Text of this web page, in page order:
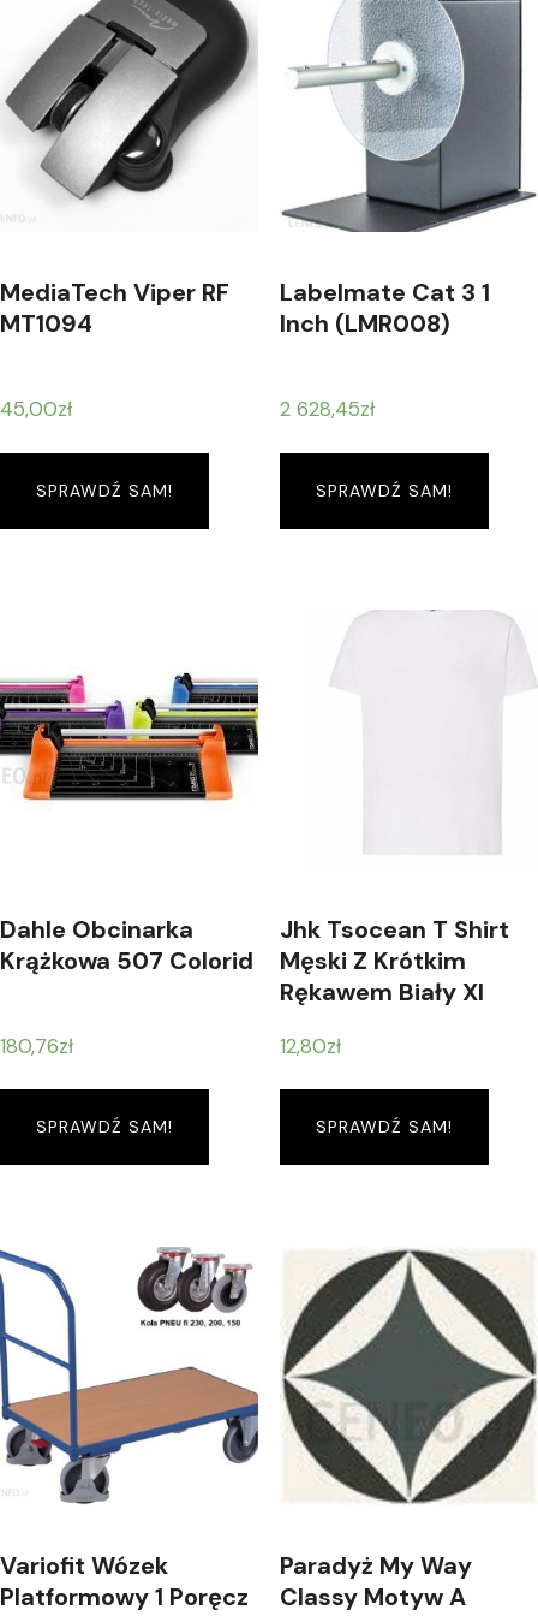
MediaTech Viper RF
MT1094
45,00zł
SPRAWDŹ SAM!
Labelmate Cat 3 1
Inch (LMR008)
2 628,45zł
SPRAWDŹ SAM!
Dahle Obcinarka
Krążkowa 507 Colorid
180,76zł
SPRAWDŹ SAM!
Jhk Tsocean T Shirt
Męski Z Krótkim
Rękawem Biały Xl
12,80zł
SPRAWDŹ SAM!
Variofit Wózek
Platformowy 1 Poręcz
Paradyż My Way
Classy Motyw A